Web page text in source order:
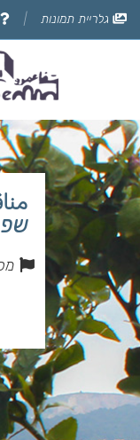
לתוכן
הדף
גלריית תמונות